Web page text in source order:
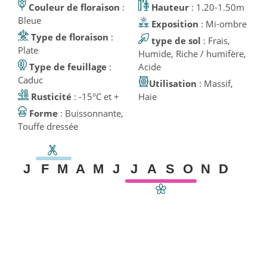
Couleur de floraison :
Bleue
Type de floraison :
Plate
Type de feuillage :
Caduc
Rusticité : -15°C et +
Forme : Buissonnante,
Touffe dressée
Hauteur: 1.20-1.50m
Exposition
: Mi-ombre
type de sol : Frais,
Humide, Riche / humifère,
Acide
Utilisation : Massif,
Haie
J F M A M J J A S O N D